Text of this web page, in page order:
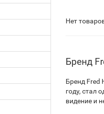
Нет
Бренд
Бренд Fred
году, стал
видение и